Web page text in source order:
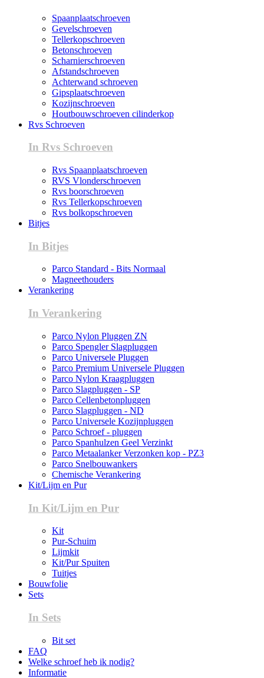
Spaanplaatschroeven
Gevelschroeven
Tellerkopschroeven
Betonschroeven
Scharnierschroeven
Afstandschroeven
Achterwand schroeven
Gipsplaatschroeven
Kozijnschroeven
Houtbouwschroeven cilinderkop
Rvs Schroeven
In Rvs Schroeven
Rvs Spaanplaatschroeven
RVS Vlonderschroeven
Rvs boorschroeven
Rvs Tellerkopschroeven
Rvs bolkopschroeven
Bitjes
In Bitjes
Parco Standard - Bits Normaal
Magneethouders
Verankering
In Verankering
Parco Nylon Pluggen ZN
Parco Spengler Slagpluggen
Parco Universele Pluggen
Parco Premium Universele Pluggen
Parco Nylon Kraagpluggen
Parco Slagpluggen - SP
Parco Cellenbetonpluggen
Parco Slagpluggen - ND
Parco Universele Kozijnpluggen
Parco Schroef - pluggen
Parco Spanhulzen Geel Verzinkt
Parco Metaalanker Verzonken kop - PZ3
Parco Snelbouwankers
Chemische Verankering
Kit/Lijm en Pur
In Kit/Lijm en Pur
Kit
Pur-Schuim
Lijmkit
Kit/Pur Spuiten
Tuitjes
Bouwfolie
Sets
In Sets
Bit set
FAQ
Welke schroef heb ik nodig?
Informatie